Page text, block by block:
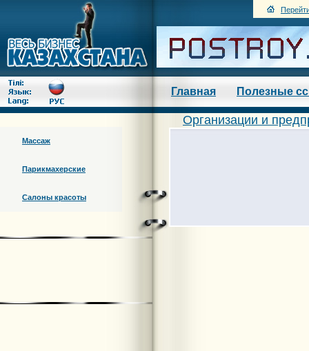
Главная Полезные
Массаж
Парикмахерские
Салоны красоты
Организации и